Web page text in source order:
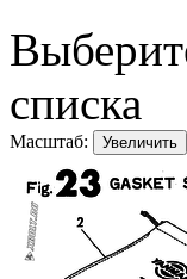
списка
Масштаб: Увеличить